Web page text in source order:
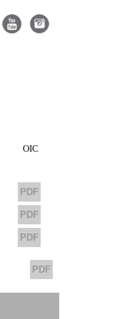
OIC
PDF
PDF
PDF
PDF